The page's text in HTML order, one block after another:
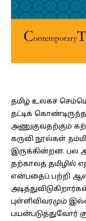
தமிழ் உலகச்
தட்டிக்
அணுகுவதற்கும்
கருவி நூல்கள்
இருக்கின்றன. பல
தற்காலத்
என்பதைப் பற்றி
புள்ளிவிவரமும்
பயன்படுத்துவோர்